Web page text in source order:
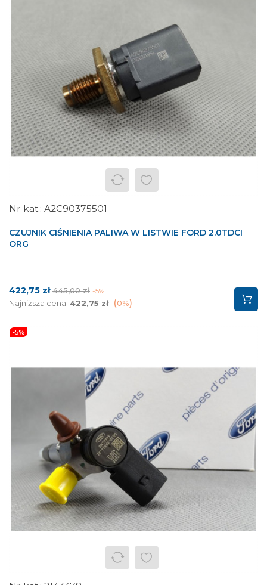
A2C90375501
CZUJNIK CIŚNIENIA PALIWA W LISTWIE FORD 2.0TDCI
ORG
Cena
422,75 zł Cena
podstawowa
445,00 zł -5%
Najniższa cena: 422,75 zł 0%
-5%